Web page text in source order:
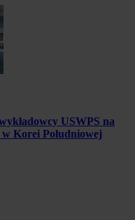
USWPS na
Korei Południowej